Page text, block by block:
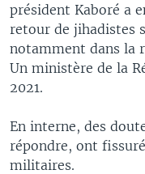
président Kaboré a
retour de jihadistes
notamment dans la
Un ministère de la
2021.
En interne, des
répondre, ont
militaires.